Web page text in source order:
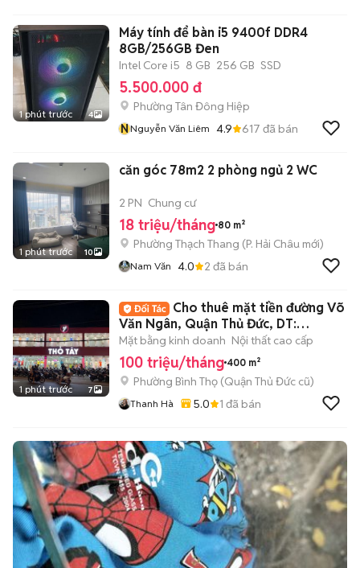
1 phút trước 4
Máy tính để bàn i5 9400f DDR4
8GB/256GB Đen
Intel Core i5 8 GB 256 GB SSD
5.500.000 đ
Phường Tân Đông Hiệp
NNguyễn Văn Liêm 4.9 617 đã bán
1 phút trước 10
căn góc 78m2 2 phòng ngủ 2 WC
2 PN Chung cư
18 triệu/tháng 80 m²
Phường Thạch Thang (P. Hải Châu mới)
Nam Văn 4.0 2 đã bán
1 phút trước 7
Cho thuê mặt tiền đường Võ
Văn Ngân, Quận Thủ Đức, DT:
20x20m
Mặt bằng kinh doanh Nội thất cao cấp
100 triệu/tháng 400 m²
Phường Bình Thọ (Quận Thủ Đức cũ)
Thanh Hà 5.0 1 đã bán